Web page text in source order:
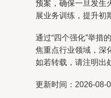
预案，确保一旦发生
展业务训练，提升初
通过“四个强化”举措
焦重点行业领域，深
如若转载，请注明出
更新时间：2026-08-